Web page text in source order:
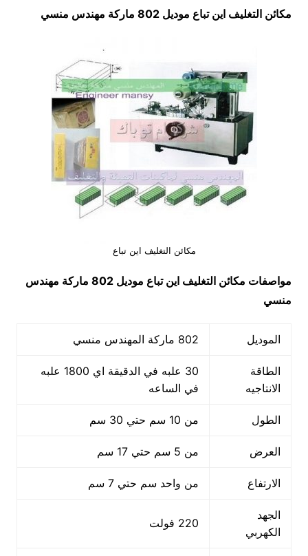
مكائن التغليف اين تباع موديل 802 ماركة مهندس منسي
مكائن التغليف اين تباع
مواصفات مكائن التغليف اين تباع
موديل 802 ماركة مهندس
منسي
الموديل 802 ماركة المهندس منسي
الطاقة
الانتاجيه
30 علبه في الدقيقة اي 1800 علبه
في الساعه
الطول من 10 سم حتي 30 سم
العرض من 5 سم حتي 17 سم
الارتفاع من واحد سم حتي 7 سم
الجهد
الكهربي
220 فولت